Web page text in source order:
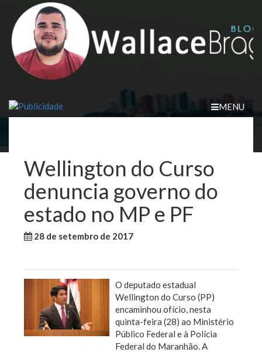
content
MENU
Wellington do Curso
denuncia governo do
estado no MP e PF
28 de setembro de 2017
O deputado estadual
Wellington do Curso (PP)
encaminhou ofício, nesta
quinta-feira (28) ao Ministério
Público Federal e à Polícia
Federal do Maranhão. A